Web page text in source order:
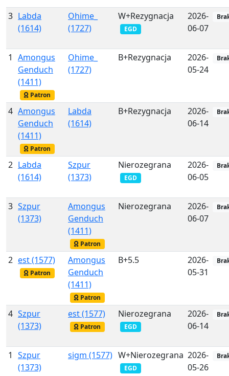
3 Labda
(1614)
Ohime_
(1727)
W+Rezygnacja
EGD
2026-
06-07
1 Amongus
Genduch
(1411)
Patron
Ohime_
(1727)
B+Rezygnacja
2026-
05-24
4 Amongus
Genduch
(1411)
Patron
Labda
(1614)
B+Rezygnacja
2026-
06-14
2 Labda
(1614)
Szpur
(1373)
Nierozegrana
EGD
2026-
06-05
3 Szpur
(1373)
Amongus
Genduch
(1411)
Patron
Nierozegrana
2026-
06-07
2 est (1577)
Patron
Amongus
Genduch
(1411)
Patron
B+5.5
2026-
05-31
4 Szpur
(1373)
est (1577)
Patron
Nierozegrana
EGD
2026-
06-14
1 Szpur
(1373)
sigm (1577) W+Nierozegrana
EGD
2026-
05-26